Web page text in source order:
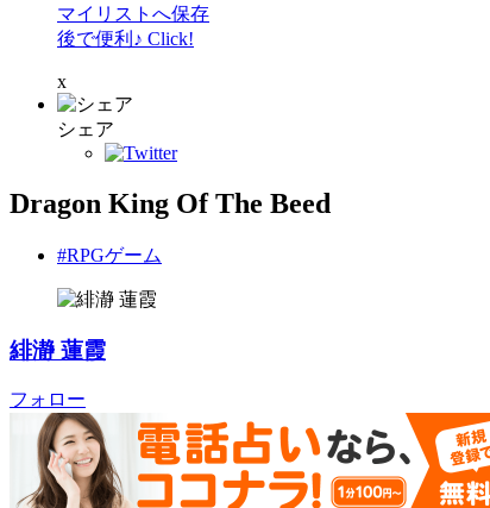
マイリストへ保存
後で便利♪ Click!
x
シェア
Dragon King Of The Beed
#RPGゲーム
緋瀞 蓮霞
フォロー